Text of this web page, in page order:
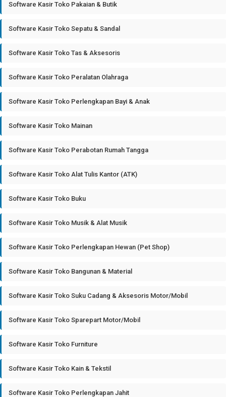
Software Kasir Toko Pakaian & Butik
Software Kasir Toko Sepatu & Sandal
Software Kasir Toko Tas & Aksesoris
Software Kasir Toko Peralatan Olahraga
Software Kasir Toko Perlengkapan Bayi & Anak
Software Kasir Toko Mainan
Software Kasir Toko Perabotan Rumah Tangga
Software Kasir Toko Alat Tulis Kantor (ATK)
Software Kasir Toko Buku
Software Kasir Toko Musik & Alat Musik
Software Kasir Toko Perlengkapan Hewan (Pet Shop)
Software Kasir Toko Bangunan & Material
Software Kasir Toko Suku Cadang & Aksesoris Motor/Mobil
Software Kasir Toko Sparepart Motor/Mobil
Software Kasir Toko Furniture
Software Kasir Toko Kain & Tekstil
Software Kasir Toko Perlengkapan Jahit